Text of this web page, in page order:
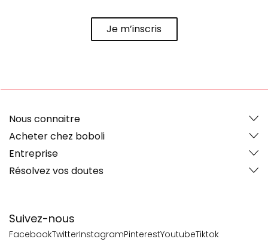
Je m’inscris
Suivez-nous
FacebookTwitterInstagramPinterestYoutubeTiktok
Nous connaitre
Acheter chez boboli
Entreprise
Résolvez vos doutes